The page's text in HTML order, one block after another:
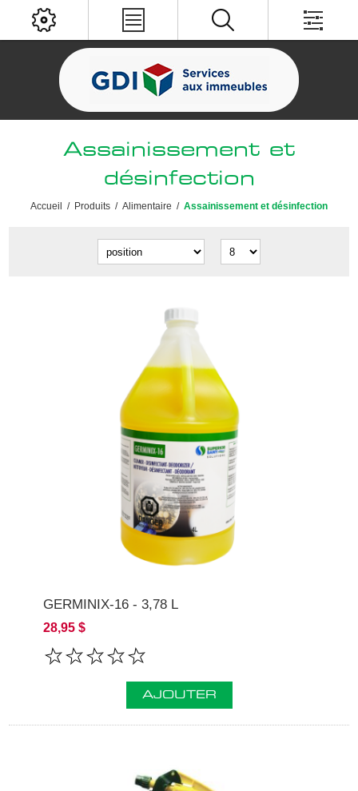
Assainissement et
désinfection
Accueil / Produits / Alimentaire / Assainissement et désinfection
GERMINIX-16 - 3,78 L
28,95 $
AJOUTER